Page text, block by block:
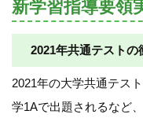
新学習指導要領
2021年共通テストの
2021年の大学共通テス
学1Aで出題されるなど